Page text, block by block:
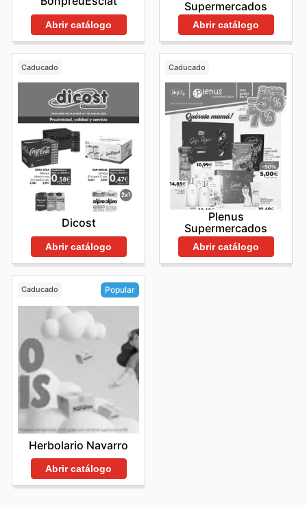
Abrir catálogo
Supermercados
Abrir catálogo
Caducado
Dicost
Abrir catálogo
Caducado
Plenus
Supermercados
Abrir catálogo
Caducado Popular
Herbolario Navarro
Abrir catálogo